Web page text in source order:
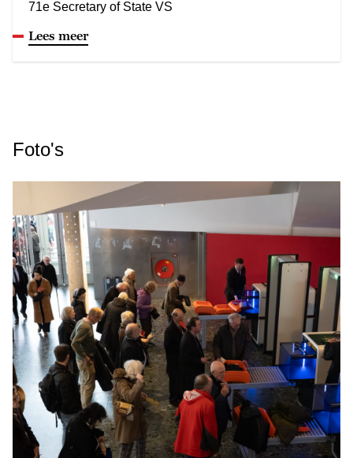
71e Secretary of State VS
Lees meer
Foto's